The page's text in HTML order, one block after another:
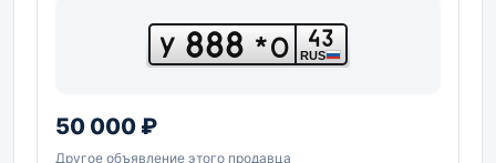
У 888 *О 43
RUS
50 000 ₽
Другое объявление этого продавца